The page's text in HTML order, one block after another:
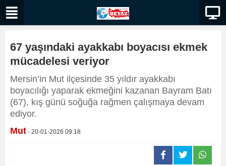
67 yaşındaki ayakkabı boyacısı ekmek
mücadelesi veriyor
Mersin’in Mut ilçesinde 35 yıldır ayakkabı
boyacılığı yaparak ekmeğini kazanan Bayram Batı
(67), kış günü soğuğa rağmen çalışmaya devam
ediyor.
Mut - 20-01-2026 09:18